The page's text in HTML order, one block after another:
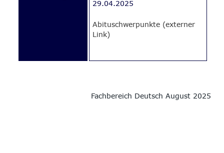
Fachbereich Deutsch August 2025
29.04.2025
Abituschwerpunkte (externer
Link)